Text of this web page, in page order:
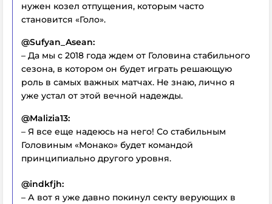
нужен козел отпущения, которым часто
становится «Голо».
@Sufyan_Asean:
– Да мы с 2018 года ждем от Головина стабильного
сезона, в котором он будет играть решающую
роль в самых важных матчах. Не знаю, лично я
уже устал от этой вечной надежды.
@Malizia13:
– Я все еще надеюсь на него! Со стабильным
Головиным «Монако» будет командой
принципиально другого уровня.
@indkfjh:
– А вот я уже давно покинул секту верующих в